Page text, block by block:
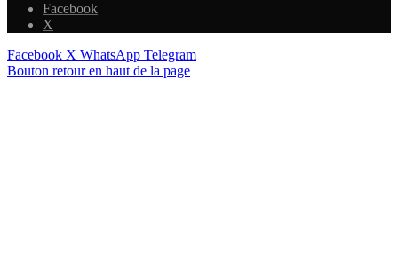
Facebook
X
Facebook X WhatsApp Telegram
Bouton retour en haut de la page